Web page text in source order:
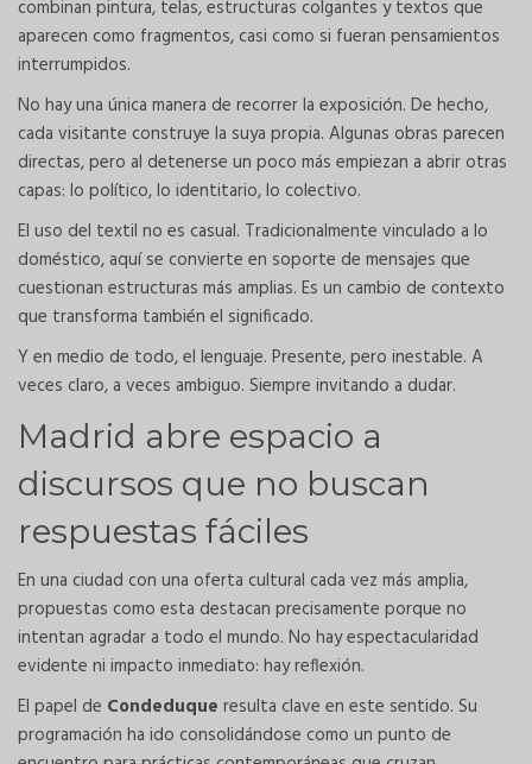
combinan pintura, telas, estructuras colgantes y textos que
aparecen como fragmentos, casi como si fueran pensamientos
interrumpidos.
No hay una única manera de recorrer la exposición. De hecho,
cada visitante construye la suya propia. Algunas obras parecen
directas, pero al detenerse un poco más empiezan a abrir otras
capas: lo político, lo identitario, lo colectivo.
El uso del textil no es casual. Tradicionalmente vinculado a lo
doméstico, aquí se convierte en soporte de mensajes que
cuestionan estructuras más amplias. Es un cambio de contexto
que transforma también el significado.
Y en medio de todo, el lenguaje. Presente, pero inestable. A
veces claro, a veces ambiguo. Siempre invitando a dudar.
Madrid abre espacio a
discursos que no buscan
respuestas fáciles
En una ciudad con una oferta cultural cada vez más amplia,
propuestas como esta destacan precisamente porque no
intentan agradar a todo el mundo. No hay espectacularidad
evidente ni impacto inmediato: hay reflexión.
El papel de Condeduque resulta clave en este sentido. Su
programación ha ido consolidándose como un punto de